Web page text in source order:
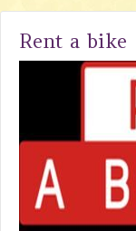
Rent a bike